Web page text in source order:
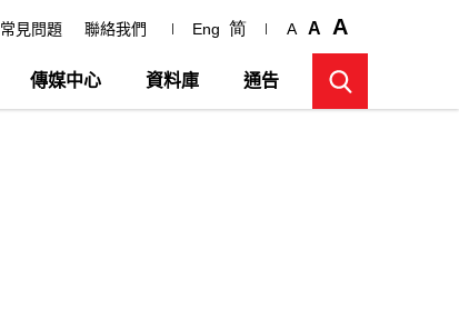
常見問題 聯絡我們 Eng 简 A A A
傳媒中心 資料庫 通告